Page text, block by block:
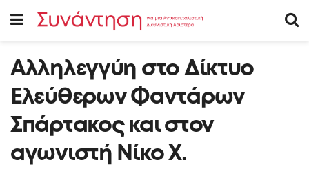
Αλληλεγγύη στο Δίκτυο
Ελεύθερων Φαντάρων
Σπάρτακος και στον
αγωνιστή Νίκο Χ.